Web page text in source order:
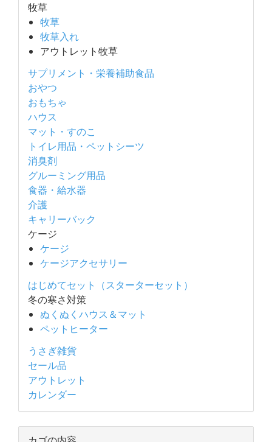
牧草
牧草
牧草入れ
アウトレット牧草
サプリメント・栄養補助食品
おやつ
おもちゃ
ハウス
マット・すのこ
トイレ用品・ペットシーツ
消臭剤
グルーミング用品
食器・給水器
介護
キャリーバック
ケージ
ケージ
ケージアクセサリー
はじめてセット（スターターセット）
冬の寒さ対策
ぬくぬくハウス＆マット
ペットヒーター
うさぎ雑貨
セール品
アウトレット
カレンダー